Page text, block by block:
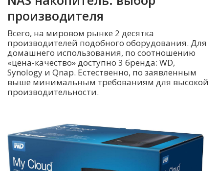
производителя
Всего, на мировом рынке 2 десятка
производителей подобного оборудования. Для
домашнего использования, по соотношению
«цена-качество» доступно 3 бренда: WD,
Synology и Qnap. Естественно, по заявленным
выше минимальным требованиям для высокой
производительности.